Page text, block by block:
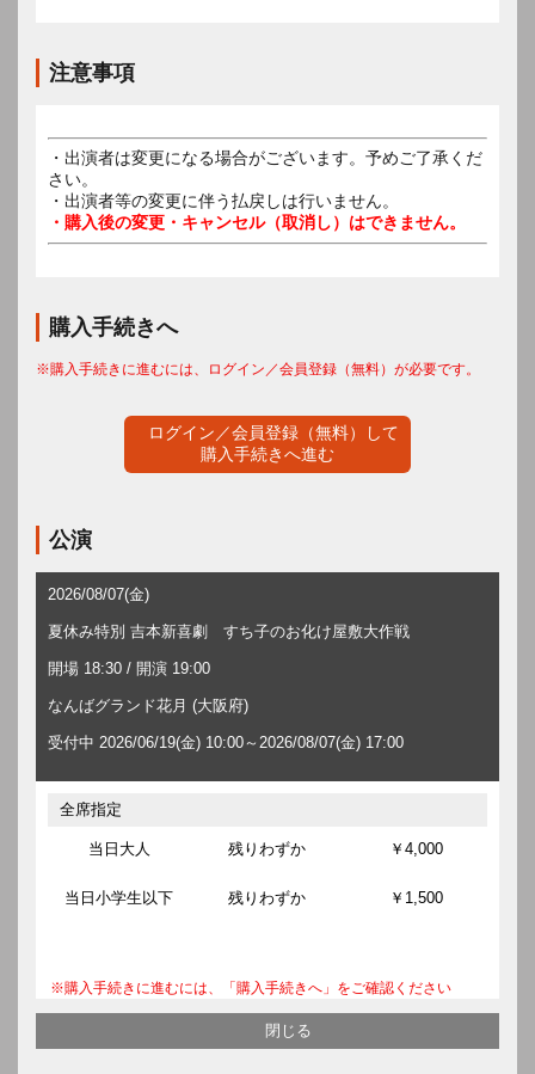
注意事項
・出演者は変更になる場合がございます。予めご了承くだ
さい。
・出演者等の変更に伴う払戻しは行いません。
・購入後の変更・キャンセル（取消し）はできません。
購入手続きへ
※購入手続きに進むには、ログイン／会員登録（無料）が必要です。
ログイン／会員登録（無料）して
購入手続きへ進む
公演
2026/08/07(金)
夏休み特別 吉本新喜劇 すち子のお化け屋敷大作戦
開場 18:30 / 開演 19:00
なんばグランド花月 (大阪府)
受付中 2026/06/19(金) 10:00～2026/08/07(金) 17:00
全席指定
当日大人 残りわずか ￥4,000
当日小学生以下 残りわずか ￥1,500
※購入手続きに進むには、「購入手続きへ」をご確認ください